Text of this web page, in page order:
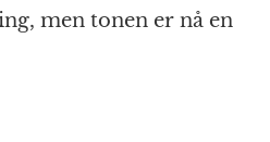
men tonen er nå en